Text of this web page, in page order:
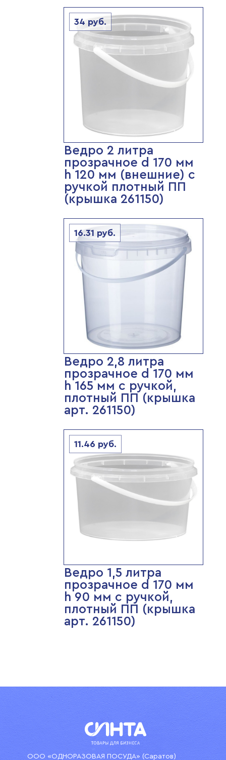
34 руб.
Ведро 2 литра
прозрачное d 170 мм
h 120 мм (внешние) с
ручкой плотный ПП
(крышка 261150)
16.31 руб.
Ведро 2,8 литра
прозрачное d 170 мм
h 165 мм с ручкой,
плотный ПП (крышка
арт. 261150)
11.46 руб.
Ведро 1,5 литра
прозрачное d 170 мм
h 90 мм с ручкой,
плотный ПП (крышка
арт. 261150)
ООО «ОДНОРАЗОВАЯ ПОСУДА» (Саратов)